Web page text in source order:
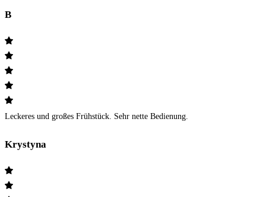
B
Leckeres und großes Frühstück. Sehr nette Bedienung.
Krystyna